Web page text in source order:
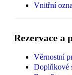
Vnitřní
Rezervace a
Věrnostní
Doplňkové